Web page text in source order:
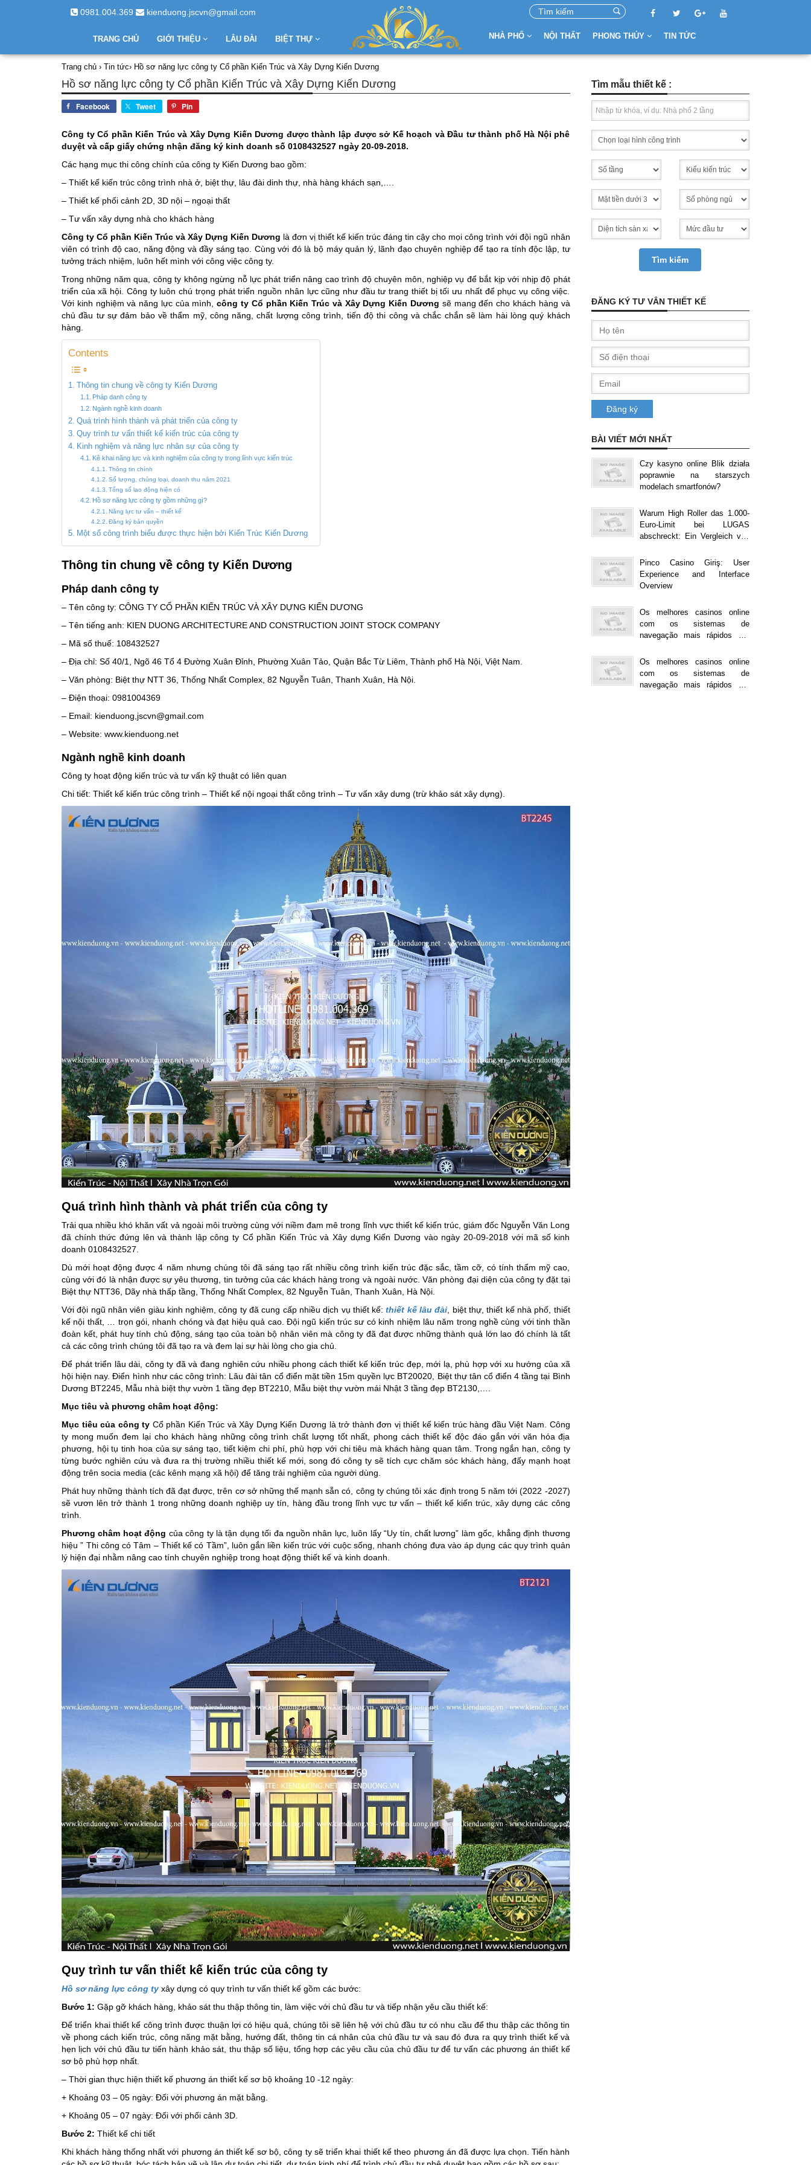
0981.004.369 kienduong.jscvn@gmail.com
TRANG CHỦ GIỚI THIỆU LÂU ĐÀI BIỆT THỰ NHÀ PHỐ NỘI THẤT PHONG THỦY TIN TỨC
Trang chủ › Tin tức› Hồ sơ năng lực công ty Cổ phần Kiến Trúc và Xây Dựng Kiến Dương
Hồ sơ năng lực công ty Cổ phần Kiến Trúc và Xây Dựng Kiến Dương
Facebook Tweet Pin
Công ty Cổ phần Kiến Trúc và Xây Dựng Kiến Dương được thành lập được sở Kế hoạch và Đầu tư thành phố Hà Nội phê
duyệt và cấp giấy chứng nhận đăng ký kinh doanh số 0108432527 ngày 20-09-2018.
Các hạng mục thi công chính của công ty Kiến Dương bao gồm:
– Thiết kế kiến trúc công trình nhà ở, biệt thự, lâu đài dinh thự, nhà hàng khách sạn,….
– Thiết kế phối cảnh 2D, 3D nội – ngoại thất
– Tư vấn xây dựng nhà cho khách hàng
Công ty Cổ phần Kiến Trúc và Xây Dựng Kiến Dương là đơn vị thiết kế kiến trúc đáng tin cậy cho mọi công trình với đội ngũ nhân
viên có trình độ cao, năng động và đầy sáng tạo. Cùng với đó là bộ máy quản lý, lãnh đạo chuyên nghiệp để tạo ra tính độc lập, tư
tưởng trách nhiệm, luôn hết mình với công việc công ty.
Trong những năm qua, công ty không ngừng nỗ lực phát triển nâng cao trình độ chuyên môn, nghiệp vụ để bắt kịp với nhịp độ phát
triển của xã hội. Công ty luôn chú trọng phát triển nguồn nhân lực cũng như đầu tư trang thiết bị tối ưu nhất để phục vụ công việc.
Với kinh nghiệm và năng lực của mình,công ty Cổ phần Kiến Trúc và Xây Dựng Kiến Dương sẽ mang đến cho khách hàng và
chủ đầu tư sự đảm bảo về thẩm mỹ, công năng, chất lượng công trình, tiến độ thi công và chắc chắn sẽ làm hài lòng quý khách
hàng.
Contents
Thông tin chung về công ty Kiến Dương
Pháp danh công ty
Ngành nghề kinh doanh
Quá trình hình thành và phát triển của công ty
Quy trình tư vấn thiết kế kiến trúc của công ty
Kinh nghiệm và năng lực nhân sự của công ty
Kê khai năng lực và kinh nghiệm của công ty trong lĩnh vực kiến trúc
Thông tin chính
Số lượng, chủng loại, doanh thu năm 2021
Tổng số lao động hiện có
Hồ sơ năng lực công ty gồm những gì?
Năng lực tư vấn – thiết kế
Đăng ký bản quyền
Một số công trình biểu được thực hiện bởi Kiến Trúc Kiến Dương
Thông tin chung về công ty Kiến Dương
Pháp danh công ty
– Tên công ty: CÔNG TY CỔ PHẦN KIẾN TRÚC VÀ XÂY DỰNG KIẾN DƯƠNG
– Tên tiếng anh: KIEN DUONG ARCHITECTURE AND CONSTRUCTION JOINT STOCK COMPANY
– Mã số thuế: 108432527
– Địa chỉ: Số 40/1, Ngõ 46 Tổ 4 Đường Xuân Đỉnh, Phường Xuân Tảo, Quận Bắc Từ Liêm, Thành phố Hà Nội, Việt Nam.
– Văn phòng: Biệt thự NTT 36, Thống Nhất Complex, 82 Nguyễn Tuân, Thanh Xuân, Hà Nội.
– Điện thoại: 0981004369
– Email: kienduong,jscvn@gmail.com
– Website: www.kienduong.net
Ngành nghề kinh doanh
Công ty hoạt động kiến trúc và tư vấn kỹ thuật có liên quan
Chi tiết: Thiết kế kiến trúc công trình – Thiết kế nội ngoại thất công trình – Tư vấn xây dưng (trừ khảo sát xây dựng).
Quá trình hình thành và phát triển của công ty
Trải qua nhiều khó khăn vất vả ngoài môi trường cùng với niềm đam mê trong lĩnh vực thiết kế kiến trúc, giám đốc Nguyễn Văn Long
đã chính thức đứng lên và thành lập công ty Cổ phần Kiến Trúc và Xây dựng Kiến Dương vào ngày 20-09-2018 với mã số kinh
doanh 0108432527.
Dù mới hoạt động được 4 năm nhưng chúng tôi đã sáng tạo rất nhiều công trình kiến trúc đặc sắc, tầm cỡ, có tính thẩm mỹ cao,
cùng với đó là nhận được sự yêu thương, tin tưởng của các khách hàng trong và ngoài nước. Văn phòng đại diện của công ty đặt tại
Biệt thự NTT36, Dãy nhà thấp tầng, Thống Nhất Complex, 82 Nguyễn Tuân, Thanh Xuân, Hà Nội.
Với đội ngũ nhân viên giàu kinh nghiệm, công ty đã cung cấp nhiều dịch vụ thiết kế:thiết kế lâu đài , biệt thự, thiết kế nhà phố, thiết
kế nội thất, … trọn gói, nhanh chóng và đạt hiệu quả cao. Đội ngũ kiến trúc sư có kinh nhiệm lâu năm trong nghề cùng với tinh thần
đoàn kết, phát huy tính chủ động, sáng tạo của toàn bộ nhân viên mà công ty đã đạt được những thành quả lớn lao đó chính là tất
cả các công trình chúng tôi đã tạo ra và đem lại sự hài lòng cho gia chủ.
Để phát triển lâu dài, công ty đã và đang nghiên cứu nhiều phong cách thiết kế kiến trúc đẹp, mới lạ, phù hợp với xu hướng của xã
hội hiện nay. Điển hình như các công trình: Lâu đài tân cổ điển mặt tiền 15m quyền lực BT20020, Biệt thự tân cổ điển 4 tầng tại Bình
Dương BT2245, Mẫu nhà biệt thự vườn 1 tầng đẹp BT2210, Mẫu biệt thự vườn mái Nhật 3 tầng đẹp BT2130,….
Mục tiêu và phương châm hoạt động:
Mục tiêu của công ty Cổ phần Kiến Trúc và Xây Dựng Kiến Dương là trở thành đơn vị thiết kế kiến trúc hàng đầu Việt Nam. Công
ty mong muốn đem lại cho khách hàng những công trình chất lượng tốt nhất, phong cách thiết kế độc đáo gắn với văn hóa địa
phương, hội tụ tinh hoa của sự sáng tạo, tiết kiệm chi phí, phù hợp với chi tiêu mà khách hàng quan tâm. Trong ngắn hạn, công ty
từng bước nghiên cứu và đưa ra thị trường nhiều thiết kế mới, song đó công ty sẽ tích cực chăm sóc khách hàng, đấy mạnh hoạt
động trên socia media (các kênh mạng xã hội) để tăng trải nghiệm của người dùng.
Phát huy những thành tích đã đạt được, trên cơ sở những thế mạnh sẵn có, công ty chúng tôi xác định trong 5 năm tới (2022 -2027)
sẽ vươn lên trở thành 1 trong những doanh nghiệp uy tín, hàng đầu trong lĩnh vực tư vấn – thiết kế kiến trúc, xây dựng các công
trình.
Phương châm hoạt động của công ty là tận dụng tối đa nguồn nhân lực, luôn lấy “Uy tín, chất lương” làm gốc, khẳng định thương
hiệu ” Thi công có Tâm – Thiết kế có Tầm”, luôn gắn liền kiến trúc với cuộc sống, nhanh chóng đưa vào áp dụng các quy trình quản
lý hiện đại nhằm nâng cao tính chuyên nghiệp trong hoạt động thiết kế và kinh doanh.
Quy trình tư vấn thiết kế kiến trúc của công ty
Hồ sơ năng lực công ty xây dựng có quy trình tư vấn thiết kế gồm các bước:
Bước 1: Gặp gỡ khách hàng, khảo sát thu thập thông tin, làm việc với chủ đầu tư và tiếp nhận yêu cầu thiết kế:
Để triển khai thiết kế công trình được thuận lợi có hiệu quả, chúng tôi sẽ liên hệ với chủ đầu tư có nhu cầu để thu thập các thông tin
về phong cách kiến trúc, công năng mặt bằng, hướng đất, thông tin cá nhân của chủ đầu tư và sau đó đưa ra quy trình thiết kế và
hẹn lịch với chủ đầu tư tiến hành khảo sát, thu thập số liệu, tổng hợp các yêu cầu của chủ đầu tư để tư vấn các phương án thiết kế
sơ bộ phù hợp nhất.
– Thời gian thực hiện thiết kế phương án thiết kế sơ bộ khoảng 10 -12 ngày:
+ Khoảng 03 – 05 ngày: Đối với phương án mặt bằng.
+ Khoảng 05 – 07 ngày: Đối với phối cảnh 3D.
Bước 2: Thiết kế chi tiết
Khi khách hàng thống nhất với phương án thiết kế sơ bộ, công ty sẽ triển khai thiết kế theo phương án đã được lựa chọn. Tiến hành
Tìm mẫu thiết kế :
ĐĂNG KÝ TƯ VÂN THIẾT KẾ
BÀI VIẾT MỚI NHẤT
Czy kasyno online Blik działa
poprawnie na starszych
modelach smartfonów?
Warum High Roller das 1.000-
Euro-Limit bei LUGAS
abschreckt: Ein Vergleich von
Pinco Casino Giriş: User
Experience and Interface
Overview
Os melhores casinos online
com os sistemas de
navegação mais rápidos em
Os melhores casinos online
com os sistemas de
navegação mais rápidos em